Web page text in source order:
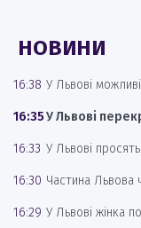
НОВИНИ
16:38 У Львові
16:35У Львові
16:33 У Львові
16:30 Частина Львова
16:29 У Львові жінка